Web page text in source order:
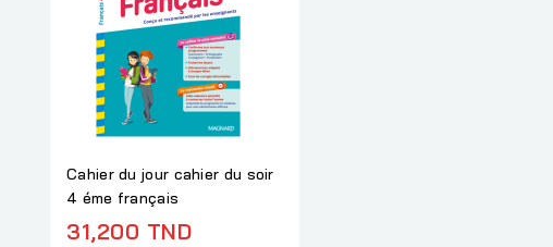
Cahier du jour cahier du soir
4 éme français
31,200 TND